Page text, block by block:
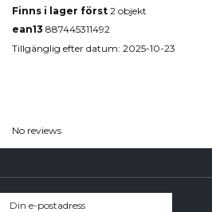
Finns i lager först 2 objekt
ean13 887445311492
Tillgänglig efter datum: 2025-10-23
No reviews